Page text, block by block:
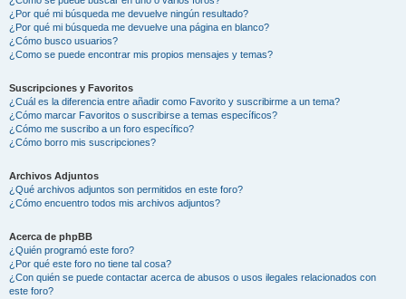
¿Por qué mi búsqueda me devuelve ningún resultado?
¿Por qué mi búsqueda me devuelve una página en blanco?
¿Cómo busco usuarios?
¿Como se puede encontrar mis propios mensajes y temas?
Suscripciones y Favoritos
¿Cuál es la diferencia entre añadir como Favorito y suscribirme a un tema?
¿Cómo marcar Favoritos o suscribirse a temas específicos?
¿Cómo me suscribo a un foro específico?
¿Cómo borro mis suscripciones?
Archivos Adjuntos
¿Qué archivos adjuntos son permitidos en este foro?
¿Cómo encuentro todos mis archivos adjuntos?
Acerca de phpBB
¿Quién programó este foro?
¿Por qué este foro no tiene tal cosa?
¿Con quién se puede contactar acerca de abusos o usos ilegales relacionados con
este foro?